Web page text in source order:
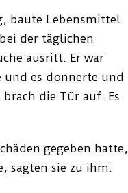
baute Lebensmittel
der täglichen
ausritt. Er war
und es donnerte und
die Tür auf. Es
gegeben hatte,
sagten sie zu ihm: